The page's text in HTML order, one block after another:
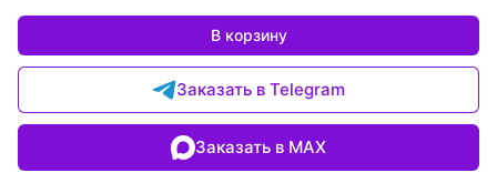
В корзину
Заказать в Telegram
Заказать в MAX